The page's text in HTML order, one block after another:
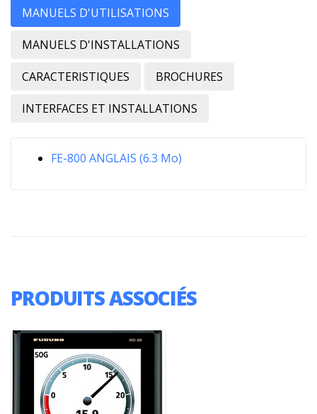
MANUELS D'UTILISATIONS
MANUELS D'INSTALLATIONS
CARACTERISTIQUES BROCHURES
INTERFACES ET INSTALLATIONS
FE-800 ANGLAIS (6.3 Mo)
PRODUITS ASSOCIÉS